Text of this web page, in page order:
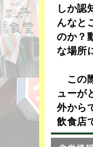
しか認
んなと
のか？
な場所
この
ューが
外から
飲食店